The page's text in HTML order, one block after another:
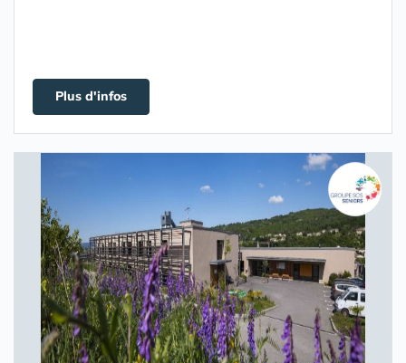
Plus d'infos